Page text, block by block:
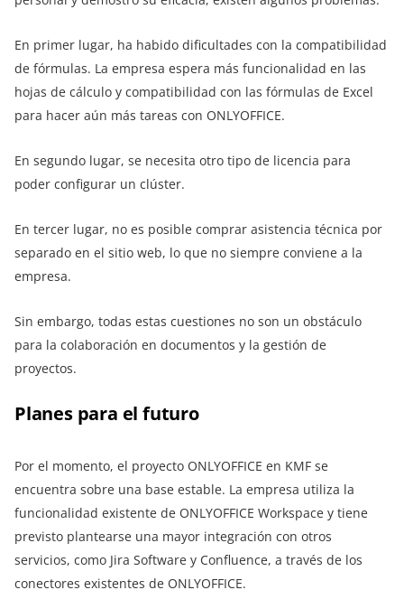
En primer lugar, ha habido dificultades con la compatibilidad
de fórmulas. La empresa espera más funcionalidad en las
hojas de cálculo y compatibilidad con las fórmulas de Excel
para hacer aún más tareas con ONLYOFFICE.
En segundo lugar, se necesita otro tipo de licencia para
poder configurar un clúster.
En tercer lugar, no es posible comprar asistencia técnica por
separado en el sitio web, lo que no siempre conviene a la
empresa.
Sin embargo, todas estas cuestiones no son un obstáculo
para la colaboración en documentos y la gestión de
proyectos.
Planes para el futuro
Por el momento, el proyecto ONLYOFFICE en KMF se
encuentra sobre una base estable. La empresa utiliza la
funcionalidad existente de ONLYOFFICE Workspace y tiene
previsto plantearse una mayor integración con otros
servicios, como Jira Software y Confluence, a través de los
conectores existentes de ONLYOFFICE.